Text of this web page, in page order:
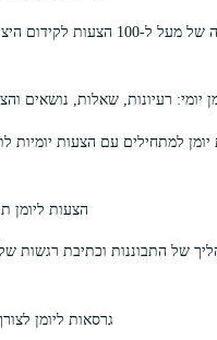
רשימה מעוררת השראה של מעל ל-100
יומי: רעיונות, שאלות, נושאים
למתחילים עם הצעות יומיות
365 הצעות ליומן
של התבוננות וכתיבת רגשות
150+ גרסאות ליומן